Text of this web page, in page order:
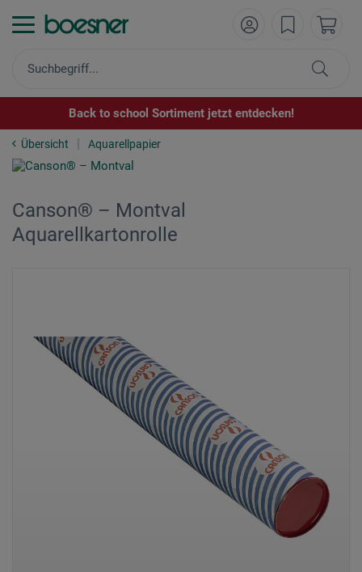
Back to school Sortiment jetzt entdecken!
Übersicht Aquarellpapier
Canson® – Montval
Aquarellkartonrolle